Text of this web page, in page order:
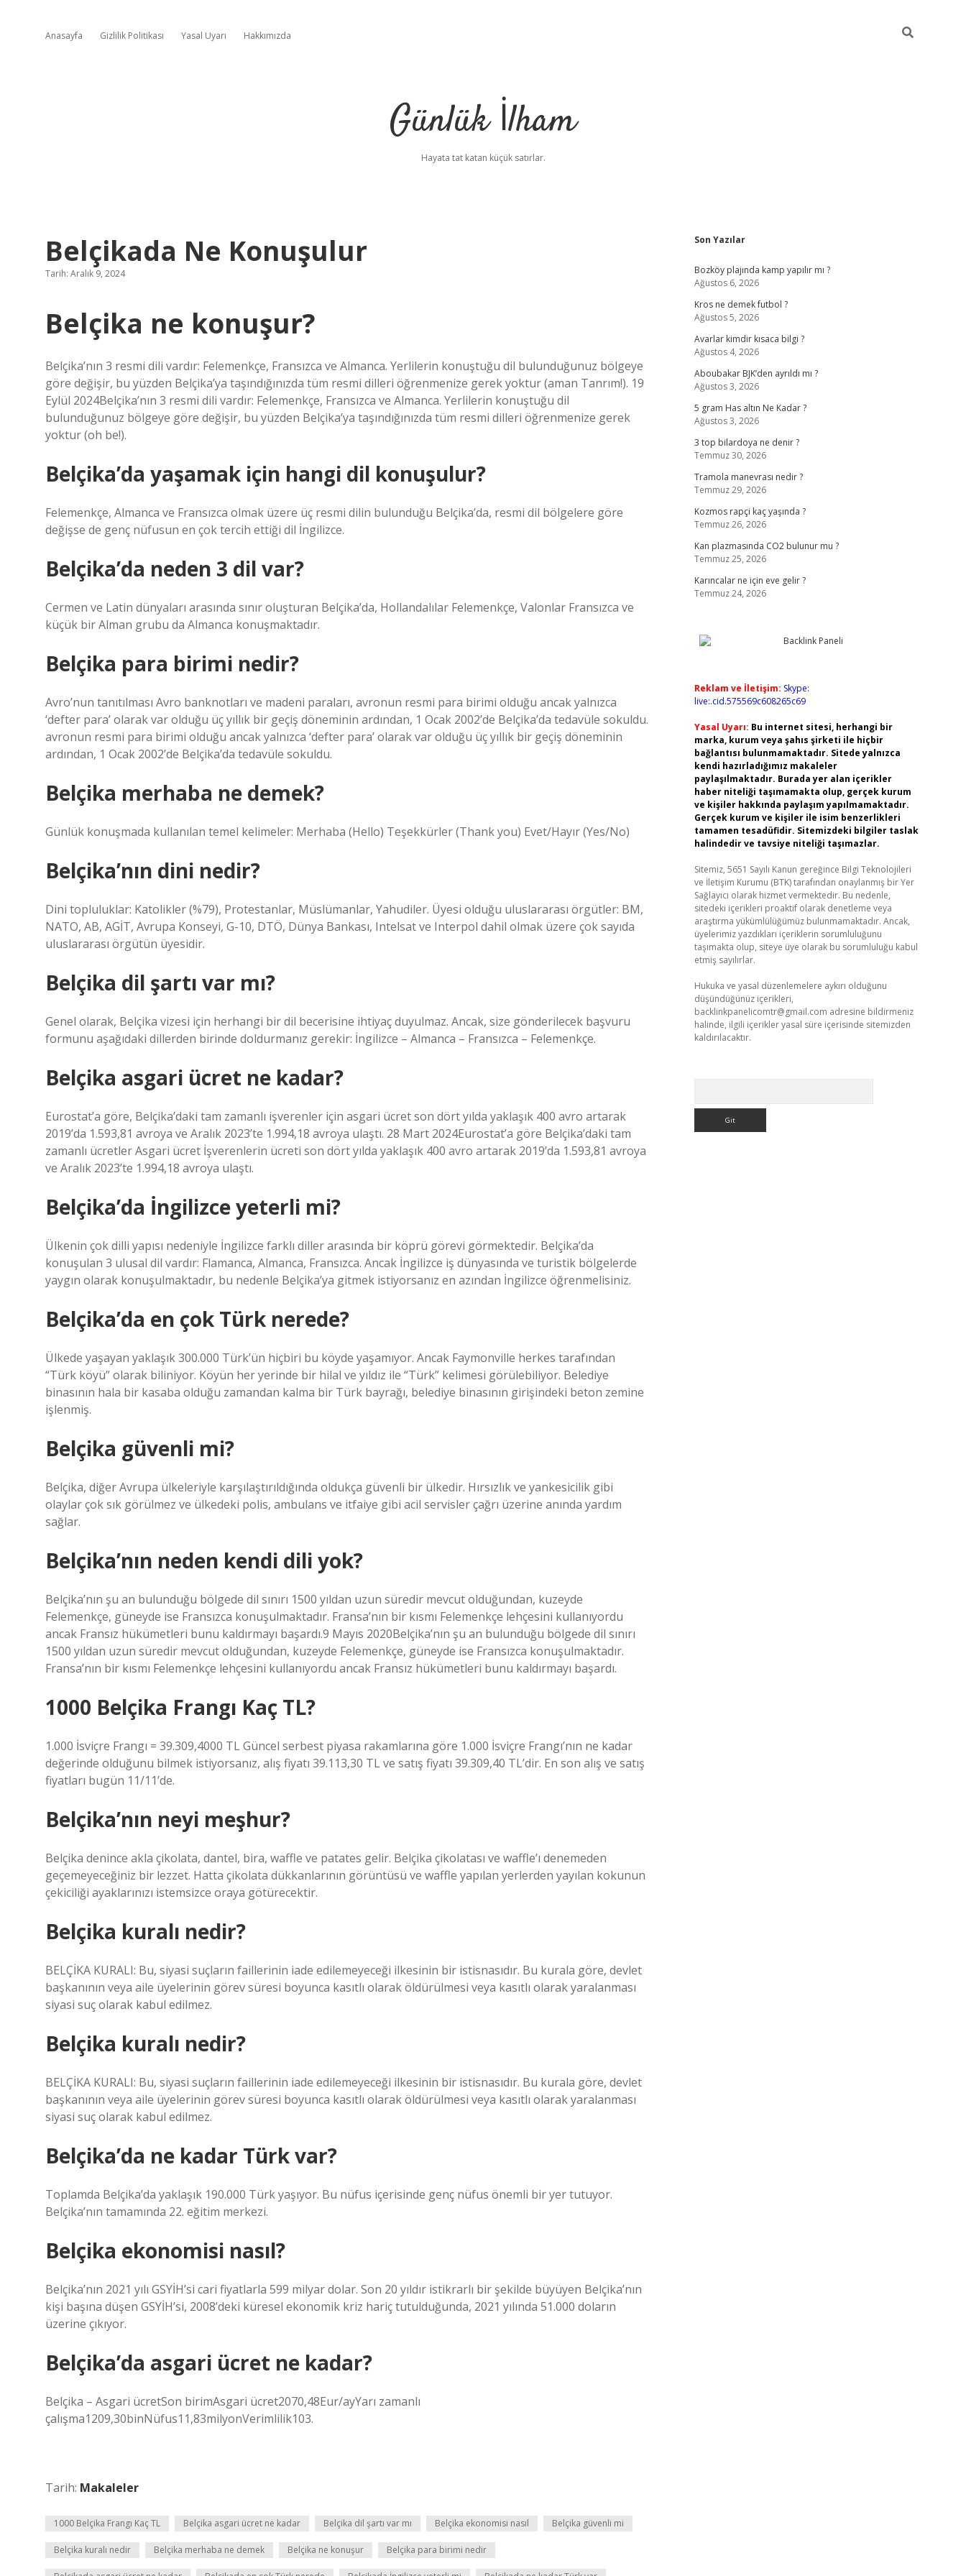
Anasayfa Gizlilik Politikası Yasal Uyarı Hakkımızda
Günlük İlham
Hayata tat katan küçük satırlar.
Belçikada Ne Konuşulur
Tarih: Aralık 9, 2024
Belçika ne konuşur?
Belçika’nın 3 resmi dili vardır: Felemenkçe, Fransızca ve Almanca. Yerlilerin konuştuğu dil bulunduğunuz bölgeye
göre değişir, bu yüzden Belçika’ya taşındığınızda tüm resmi dilleri öğrenmenize gerek yoktur (aman Tanrım!). 19
Eylül 2024Belçika’nın 3 resmi dili vardır: Felemenkçe, Fransızca ve Almanca. Yerlilerin konuştuğu dil
bulunduğunuz bölgeye göre değişir, bu yüzden Belçika’ya taşındığınızda tüm resmi dilleri öğrenmenize gerek
yoktur (oh be!).
Belçika’da yaşamak için hangi dil konuşulur?
Felemenkçe, Almanca ve Fransızca olmak üzere üç resmi dilin bulunduğu Belçika’da, resmi dil bölgelere göre
değişse de genç nüfusun en çok tercih ettiği dil İngilizce.
Belçika’da neden 3 dil var?
Cermen ve Latin dünyaları arasında sınır oluşturan Belçika’da, Hollandalılar Felemenkçe, Valonlar Fransızca ve
küçük bir Alman grubu da Almanca konuşmaktadır.
Belçika para birimi nedir?
Avro’nun tanıtılması Avro banknotları ve madeni paraları, avronun resmi para birimi olduğu ancak yalnızca
‘defter para’ olarak var olduğu üç yıllık bir geçiş döneminin ardından, 1 Ocak 2002’de Belçika’da tedavüle sokuldu.
avronun resmi para birimi olduğu ancak yalnızca ‘defter para’ olarak var olduğu üç yıllık bir geçiş döneminin
ardından, 1 Ocak 2002’de Belçika’da tedavüle sokuldu.
Belçika merhaba ne demek?
Günlük konuşmada kullanılan temel kelimeler: Merhaba (Hello) Teşekkürler (Thank you) Evet/Hayır (Yes/No)
Belçika’nın dini nedir?
Dini topluluklar: Katolikler (%79), Protestanlar, Müslümanlar, Yahudiler. Üyesi olduğu uluslararası örgütler: BM,
NATO, AB, AGİT, Avrupa Konseyi, G-10, DTÖ, Dünya Bankası, Intelsat ve Interpol dahil olmak üzere çok sayıda
uluslararası örgütün üyesidir.
Belçika dil şartı var mı?
Genel olarak, Belçika vizesi için herhangi bir dil becerisine ihtiyaç duyulmaz. Ancak, size gönderilecek başvuru
formunu aşağıdaki dillerden birinde doldurmanız gerekir: İngilizce – Almanca – Fransızca – Felemenkçe.
Belçika asgari ücret ne kadar?
Eurostat’a göre, Belçika’daki tam zamanlı işverenler için asgari ücret son dört yılda yaklaşık 400 avro artarak
2019’da 1.593,81 avroya ve Aralık 2023’te 1.994,18 avroya ulaştı. 28 Mart 2024Eurostat’a göre Belçika’daki tam
zamanlı ücretler Asgari ücret İşverenlerin ücreti son dört yılda yaklaşık 400 avro artarak 2019’da 1.593,81 avroya
ve Aralık 2023’te 1.994,18 avroya ulaştı.
Belçika’da İngilizce yeterli mi?
Ülkenin çok dilli yapısı nedeniyle İngilizce farklı diller arasında bir köprü görevi görmektedir. Belçika’da
konuşulan 3 ulusal dil vardır: Flamanca, Almanca, Fransızca. Ancak İngilizce iş dünyasında ve turistik bölgelerde
yaygın olarak konuşulmaktadır, bu nedenle Belçika’ya gitmek istiyorsanız en azından İngilizce öğrenmelisiniz.
Belçika’da en çok Türk nerede?
Ülkede yaşayan yaklaşık 300.000 Türk’ün hiçbiri bu köyde yaşamıyor. Ancak Faymonville herkes tarafından
“Türk köyü” olarak biliniyor. Köyün her yerinde bir hilal ve yıldız ile “Türk” kelimesi görülebiliyor. Belediye
binasının hala bir kasaba olduğu zamandan kalma bir Türk bayrağı, belediye binasının girişindeki beton zemine
işlenmiş.
Belçika güvenli mi?
Belçika, diğer Avrupa ülkeleriyle karşılaştırıldığında oldukça güvenli bir ülkedir. Hırsızlık ve yankesicilik gibi
olaylar çok sık görülmez ve ülkedeki polis, ambulans ve itfaiye gibi acil servisler çağrı üzerine anında yardım
sağlar.
Belçika’nın neden kendi dili yok?
Belçika’nın şu an bulunduğu bölgede dil sınırı 1500 yıldan uzun süredir mevcut olduğundan, kuzeyde
Felemenkçe, güneyde ise Fransızca konuşulmaktadır. Fransa’nın bir kısmı Felemenkçe lehçesini kullanıyordu
ancak Fransız hükümetleri bunu kaldırmayı başardı.9 Mayıs 2020Belçika’nın şu an bulunduğu bölgede dil sınırı
1500 yıldan uzun süredir mevcut olduğundan, kuzeyde Felemenkçe, güneyde ise Fransızca konuşulmaktadır.
Fransa’nın bir kısmı Felemenkçe lehçesini kullanıyordu ancak Fransız hükümetleri bunu kaldırmayı başardı.
1000 Belçika Frangı Kaç TL?
1.000 İsviçre Frangı = 39.309,4000 TL Güncel serbest piyasa rakamlarına göre 1.000 İsviçre Frangı’nın ne kadar
değerinde olduğunu bilmek istiyorsanız, alış fiyatı 39.113,30 TL ve satış fiyatı 39.309,40 TL’dir. En son alış ve satış
fiyatları bugün 11/11’de.
Belçika’nın neyi meşhur?
Belçika denince akla çikolata, dantel, bira, waffle ve patates gelir. Belçika çikolatası ve waffle’ı denemeden
geçemeyeceğiniz bir lezzet. Hatta çikolata dükkanlarının görüntüsü ve waffle yapılan yerlerden yayılan kokunun
çekiciliği ayaklarınızı istemsizce oraya götürecektir.
Belçika kuralı nedir?
BELÇİKA KURALI: Bu, siyasi suçların faillerinin iade edilemeyeceği ilkesinin bir istisnasıdır. Bu kurala göre, devlet
başkanının veya aile üyelerinin görev süresi boyunca kasıtlı olarak öldürülmesi veya kasıtlı olarak yaralanması
siyasi suç olarak kabul edilmez.
Belçika kuralı nedir?
BELÇİKA KURALI: Bu, siyasi suçların faillerinin iade edilemeyeceği ilkesinin bir istisnasıdır. Bu kurala göre, devlet
başkanının veya aile üyelerinin görev süresi boyunca kasıtlı olarak öldürülmesi veya kasıtlı olarak yaralanması
siyasi suç olarak kabul edilmez.
Belçika’da ne kadar Türk var?
Toplamda Belçika’da yaklaşık 190.000 Türk yaşıyor. Bu nüfus içerisinde genç nüfus önemli bir yer tutuyor.
Belçika’nın tamamında 22. eğitim merkezi.
Belçika ekonomisi nasıl?
Belçika’nın 2021 yılı GSYİH’si cari fiyatlarla 599 milyar dolar. Son 20 yıldır istikrarlı bir şekilde büyüyen Belçika’nın
kişi başına düşen GSYİH’si, 2008’deki küresel ekonomik kriz hariç tutulduğunda, 2021 yılında 51.000 doların
üzerine çıkıyor.
Belçika’da asgari ücret ne kadar?
Belçika – Asgari ücretSon birimAsgari ücret2070,48Eur/ayYarı zamanlı
çalışma1209,30binNüfus11,83milyonVerimlilik103.
Tarih: Makaleler
1000 Belçika Frangı Kaç TL Belçika asgari ücret ne kadar Belçika dil şartı var mı Belçika ekonomisi nasıl Belçika güvenli mi
Belçika kuralı nedir Belçika merhaba ne demek Belçika ne konuşur Belçika para birimi nedir
Sidebar
Son Yazılar
Bozköy plajında kamp yapılır mı ?
Ağustos 6, 2026
Kros ne demek futbol ?
Ağustos 5, 2026
Avarlar kimdir kısaca bilgi ?
Ağustos 4, 2026
Aboubakar BJK’den ayrıldı mı ?
Ağustos 3, 2026
5 gram Has altın Ne Kadar ?
Ağustos 3, 2026
3 top bilardoya ne denir ?
Temmuz 30, 2026
Tramola manevrası nedir ?
Temmuz 29, 2026
Kozmos rapçi kaç yaşında ?
Temmuz 26, 2026
Kan plazmasında CO2 bulunur mu ?
Temmuz 25, 2026
Karıncalar ne için eve gelir ?
Temmuz 24, 2026
Reklam ve İletişim: Skype:
live:.cid.575569c608265c69
Yasal Uyarı: Bu internet sitesi, herhangi bir
marka, kurum veya şahıs şirketi ile hiçbir
bağlantısı bulunmamaktadır. Sitede yalnızca
kendi hazırladığımız makaleler
paylaşılmaktadır. Burada yer alan içerikler
haber niteliği taşımamakta olup, gerçek kurum
ve kişiler hakkında paylaşım yapılmamaktadır.
Gerçek kurum ve kişiler ile isim benzerlikleri
tamamen tesadüfidir. Sitemizdeki bilgiler taslak
halindedir ve tavsiye niteliği taşımazlar.
Sitemiz, 5651 Sayılı Kanun gereğince Bilgi Teknolojileri
ve İletişim Kurumu (BTK) tarafından onaylanmış bir Yer
Sağlayıcı olarak hizmet vermektedir. Bu nedenle,
sitedeki içerikleri proaktif olarak denetleme veya
araştırma yükümlülüğümüz bulunmamaktadır. Ancak,
üyelerimiz yazdıkları içeriklerin sorumluluğunu
taşımakta olup, siteye üye olarak bu sorumluluğu kabul
etmiş sayılırlar.
Hukuka ve yasal düzenlemelere aykırı olduğunu
düşündüğünüz içerikleri,
backlinkpanelicomtr@gmail.com adresine bildirmeniz
halinde, ilgili içerikler yasal süre içerisinde sitemizden
kaldırılacaktır.